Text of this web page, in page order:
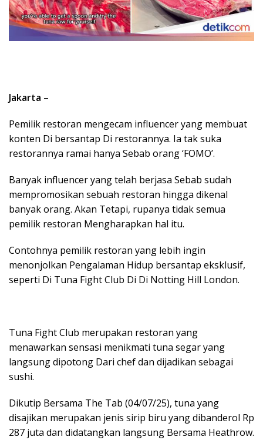
Jakarta –
Pemilik restoran mengecam influencer yang membuat
konten Di bersantap Di restorannya. Ia tak suka
restorannya ramai hanya Sebab orang ‘FOMO’.
Banyak influencer yang telah berjasa Sebab sudah
mempromosikan sebuah restoran hingga dikenal
banyak orang. Akan Tetapi, rupanya tidak semua
pemilik restoran Mengharapkan hal itu.
Contohnya pemilik restoran yang lebih ingin
menonjolkan Pengalaman Hidup bersantap eksklusif,
seperti Di Tuna Fight Club Di Di Notting Hill London.
Tuna Fight Club merupakan restoran yang
menawarkan sensasi menikmati tuna segar yang
langsung dipotong Dari chef dan dijadikan sebagai
sushi.
Dikutip Bersama The Tab (04/07/25), tuna yang
disajikan merupakan jenis sirip biru yang dibanderol Rp
287 juta dan didatangkan langsung Bersama Heathrow.